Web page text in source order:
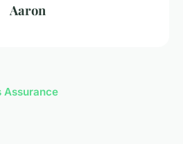
Aaron
Assurance